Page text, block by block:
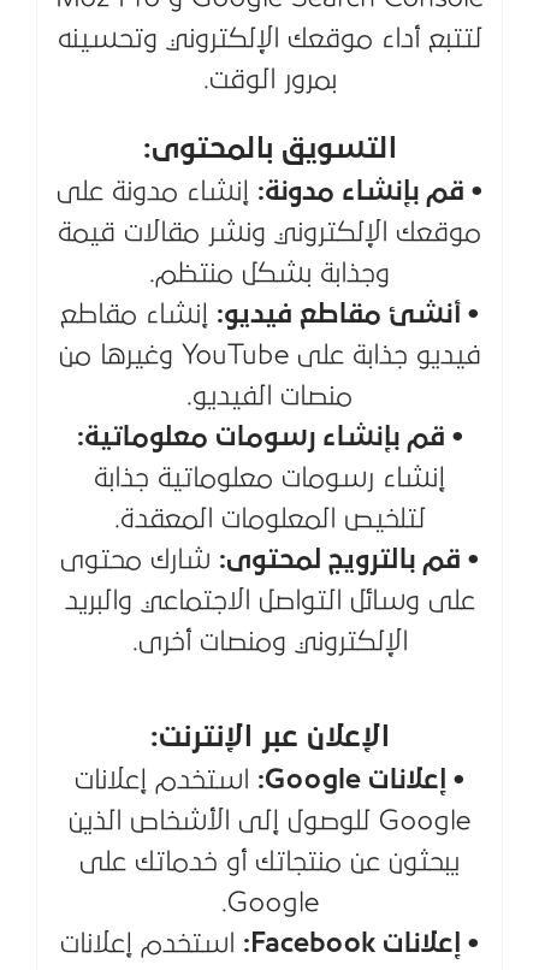
لتتبع أداء موقعك الإلكتروني وتحسينه
بمرور الوقت.
التسويق بالمحتوى:
• قم بإنشاء مدونة: إنشاء مدونة على
موقعك الإلكتروني ونشر مقالات قيمة
وجذابة بشكل منتظم.
• أنشئ مقاطع فيديو: إنشاء مقاطع
فيديو جذابة على YouTube وغيرها من
منصات الفيديو.
• قم بإنشاء رسومات معلوماتية:
إنشاء رسومات معلوماتية جذابة
لتلخيص المعلومات المعقدة.
• قم بالترويج لمحتوى: شارك محتوى
على وسائل التواصل الاجتماعي والبريد
الإلكتروني ومنصات أخرى.
الإعلان عبر الإنترنت:
• إعلانات Google:
استخدم إعلانات
Google للوصول إلى الأشخاص الذين
يبحثون عن منتجاتك أو خدماتك على
Google.
• إعلانات Facebook:
استخدم إعلانات